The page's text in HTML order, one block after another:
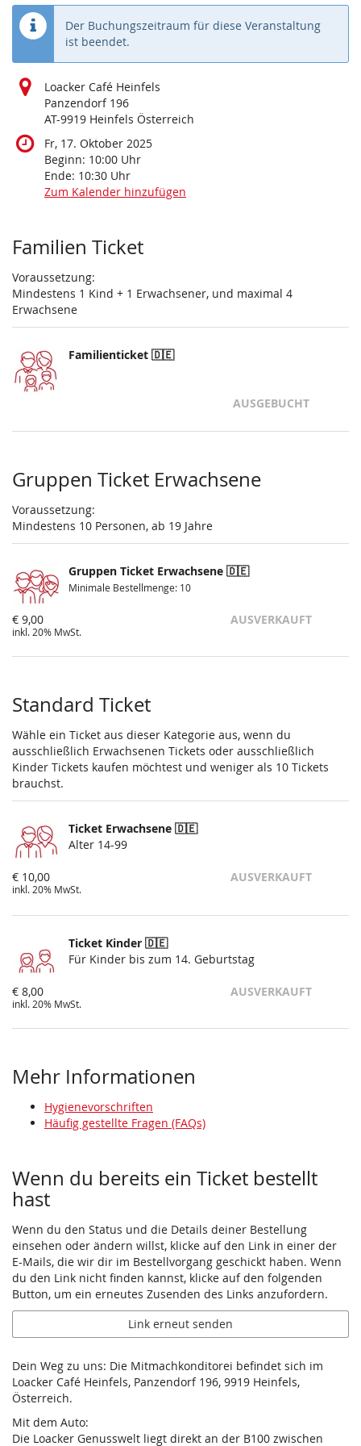
Der Buchungszeitraum für diese Veranstaltung
ist beendet.
Loacker Café Heinfels
Panzendorf 196
AT-9919 Heinfels Österreich
Fr, 17. Oktober 2025
Beginn: 10:00 Uhr
Ende: 10:30 Uhr
Zum Kalender hinzufügen
Produkte
Familien Ticket
Voraussetzung:
Mindestens 1 Kind + 1 Erwachsener, und maximal 4
Erwachsene
Familienticket 🇩🇪
AUSGEBUCHT
Gruppen Ticket Erwachsene
Voraussetzung:
Mindestens 10 Personen, ab 19 Jahre
Gruppen Ticket Erwachsene 🇩🇪
Minimale Bestellmenge: 10
€ 9,00
inkl. 20% MwSt.
AUSVERKAUFT
Standard Ticket
Wähle ein Ticket aus dieser Kategorie aus, wenn du
ausschließlich Erwachsenen Tickets oder ausschließlich
Kinder Tickets kaufen möchtest und weniger als 10 Tickets
brauchst.
Ticket Erwachsene 🇩🇪
Alter 14-99
€ 10,00
inkl. 20% MwSt.
AUSVERKAUFT
Ticket Kinder 🇩🇪
Für Kinder bis zum 14. Geburtstag
€ 8,00
inkl. 20% MwSt.
AUSVERKAUFT
Mehr Informationen
Hygienevorschriften
Häufig gestellte Fragen (FAQs)
Wenn du bereits ein Ticket bestellt
hast
Wenn du den Status und die Details deiner Bestellung
einsehen oder ändern willst, klicke auf den Link in einer der
E-Mails, die wir dir im Bestellvorgang geschickt haben. Wenn
du den Link nicht finden kannst, klicke auf den folgenden
Button, um ein erneutes Zusenden des Links anzufordern.
Link erneut senden
Dein Weg zu uns: Die Mitmachkonditorei befindet sich im
Loacker Café Heinfels, Panzendorf 196, 9919 Heinfels,
Österreich.
Mit dem Auto:
Die Loacker Genusswelt liegt direkt an der B100 zwischen